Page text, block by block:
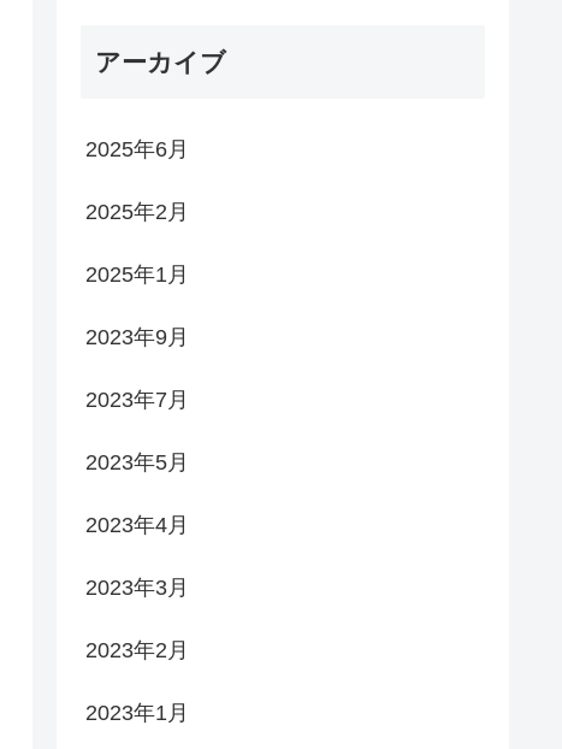
アーカイブ
2025年6月
2025年2月
2025年1月
2023年9月
2023年7月
2023年5月
2023年4月
2023年3月
2023年2月
2023年1月